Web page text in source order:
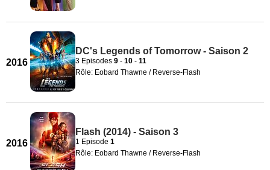
2016
DC's Legends of Tomorrow - Saison 2
3 Episodes 9 - 10 - 11
Rôle: Eobard Thawne / Reverse-Flash
2016
Flash (2014) - Saison 3
1 Episode 1
Rôle: Eobard Thawne / Reverse-Flash